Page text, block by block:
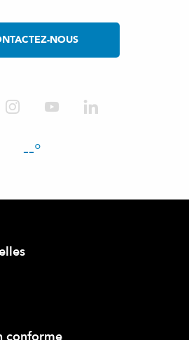
NOUS
--°